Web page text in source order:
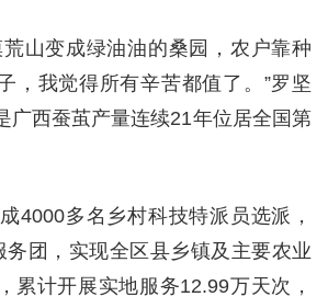
山变成绿油油的桑园，农户靠种
，我觉得所有辛苦都值了。”罗坚
广西蚕茧产量连续21年位居全国第
4000多名乡村科技特派员选派，
务团，实现全区县乡镇及主要农业
累计开展实地服务12.99万天次，